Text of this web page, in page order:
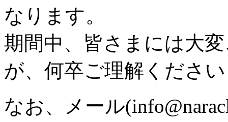
なります。
期間中、皆さまには大
が、何卒ご理解くださ
なお、メール